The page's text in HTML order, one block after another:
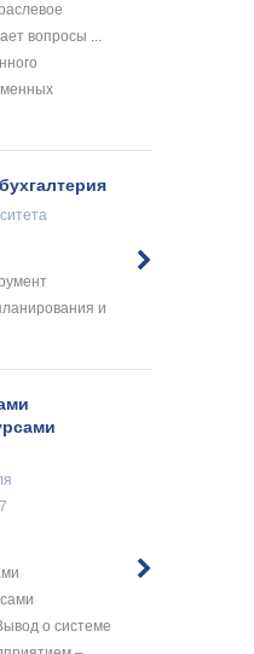
вопросы ...
бухгалтерия
и
о системе